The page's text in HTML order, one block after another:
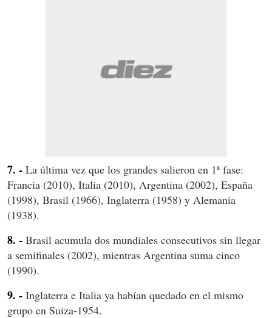
7. - La última vez que los grandes salieron en 1ª fase:
Francia (2010), Italia (2010), Argentina (2002), España
(1998), Brasil (1966), Inglaterra (1958) y Alemania
(1938).
8. - Brasil acumula dos mundiales consecutivos sin llegar
a semifinales (2002), mientras Argentina suma cinco
(1990).
9. - Inglaterra e Italia ya habían quedado en el mismo
grupo en Suiza-1954.